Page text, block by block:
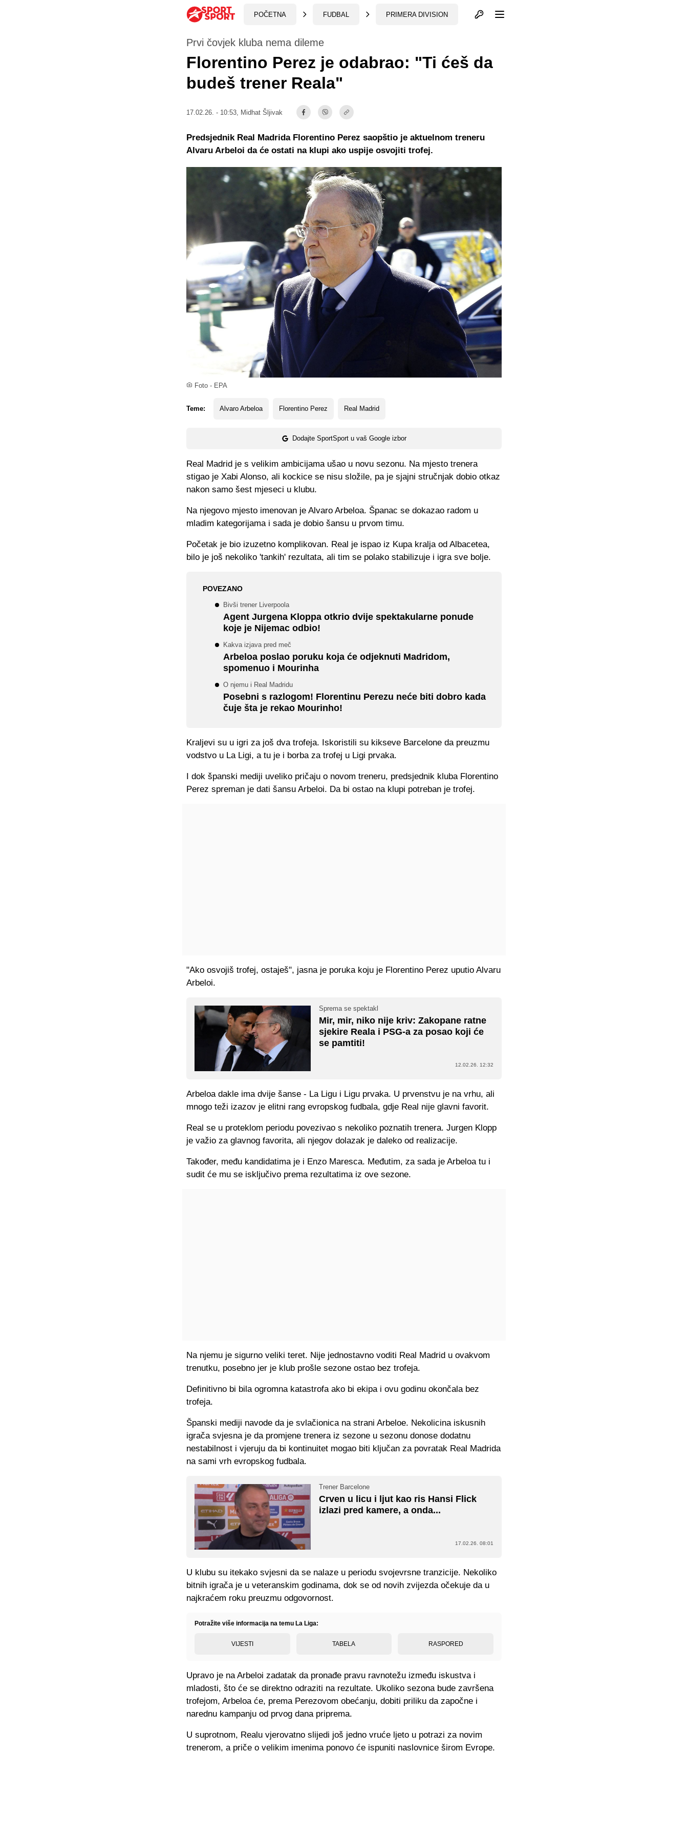
POČETNA FUDBAL PRIMERA DIVISION Otvori profil
Foto - EPA
Prvi čovjek kluba nema dileme
Florentino Perez je odabrao: "Ti ćeš da
budeš trener Reala"
17.02.26. - 10:53, Midhat Šljivak
Teme: Alvaro Arbeloa Florentino Perez Real Madrid
Dodajte SportSport u vaš Google izbor
Predsjednik Real Madrida Florentino Perez saopštio je aktuelnom treneru
Alvaru Arbeloi da će ostati na klupi ako uspije osvojiti trofej.
Real Madrid je s velikim ambicijama ušao u novu sezonu. Na mjesto trenera
stigao je Xabi Alonso, ali kockice se nisu složile, pa je sjajni stručnjak dobio otkaz
nakon samo šest mjeseci u klubu.
Na njegovo mjesto imenovan je Alvaro Arbeloa. Španac se dokazao radom u
mladim kategorijama i sada je dobio šansu u prvom timu.
Početak je bio izuzetno komplikovan. Real je ispao iz Kupa kralja od Albacetea,
bilo je još nekoliko 'tankih' rezultata, ali tim se polako stabilizuje i igra sve bolje.
POVEZANO
Bivši trener Liverpoola
Agent Jurgena Kloppa otkrio dvije spektakularne ponude
koje je Nijemac odbio!
Kakva izjava pred meč
Arbeloa poslao poruku koja će odjeknuti Madridom,
spomenuo i Mourinha
O njemu i Real Madridu
Posebni s razlogom! Florentinu Perezu neće biti dobro kada
čuje šta je rekao Mourinho!
Kraljevi su u igri za još dva trofeja. Iskoristili su kikseve Barcelone da preuzmu
vodstvo u La Ligi, a tu je i borba za trofej u Ligi prvaka.
I dok španski mediji uveliko pričaju o novom treneru, predsjednik kluba Florentino
Perez spreman je dati šansu Arbeloi. Da bi ostao na klupi potreban je trofej.
"Ako osvojiš trofej, ostaješ", jasna je poruka koju je Florentino Perez uputio Alvaru
Arbeloi.
Sprema se spektakl
Mir, mir, niko nije kriv: Zakopane ratne
sjekire Reala i PSG-a za posao koji će
se pamtiti!
12.02.26. 12:32
Arbeloa dakle ima dvije šanse - La Ligu i Ligu prvaka. U prvenstvu je na vrhu, ali
mnogo teži izazov je elitni rang evropskog fudbala, gdje Real nije glavni favorit.
Real se u proteklom periodu povezivao s nekoliko poznatih trenera. Jurgen Klopp
je važio za glavnog favorita, ali njegov dolazak je daleko od realizacije.
Također, među kandidatima je i Enzo Maresca. Međutim, za sada je Arbeloa tu i
sudit će mu se isključivo prema rezultatima iz ove sezone.
Na njemu je sigurno veliki teret. Nije jednostavno voditi Real Madrid u ovakvom
trenutku, posebno jer je klub prošle sezone ostao bez trofeja.
Definitivno bi bila ogromna katastrofa ako bi ekipa i ovu godinu okončala bez
trofeja.
Španski mediji navode da je svlačionica na strani Arbeloe. Nekolicina iskusnih
igrača svjesna je da promjene trenera iz sezone u sezonu donose dodatnu
nestabilnost i vjeruju da bi kontinuitet mogao biti ključan za povratak Real Madrida
na sami vrh evropskog fudbala.
Trener Barcelone
Crven u licu i ljut kao ris Hansi Flick
izlazi pred kamere, a onda...
17.02.26. 08:01
U klubu su itekako svjesni da se nalaze u periodu svojevrsne tranzicije. Nekoliko
bitnih igrača je u veteranskim godinama, dok se od novih zvijezda očekuje da u
najkraćem roku preuzmu odgovornost.
Potražite više informacija na temu La Liga:
VIJESTI TABELA RASPORED
Upravo je na Arbeloi zadatak da pronađe pravu ravnotežu između iskustva i
mladosti, što će se direktno odraziti na rezultate. Ukoliko sezona bude završena
trofejom, Arbeloa će, prema Perezovom obećanju, dobiti priliku da započne i
narednu kampanju od prvog dana priprema.
U suprotnom, Realu vjerovatno slijedi još jedno vruće ljeto u potrazi za novim
trenerom, a priče o velikim imenima ponovo će ispuniti naslovnice širom Evrope.